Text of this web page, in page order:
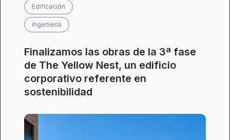
Edificación
Ingeniería
Finalizamos las obras de la 3ª fase
de The Yellow Nest, un edificio
corporativo referente en
sostenibilidad